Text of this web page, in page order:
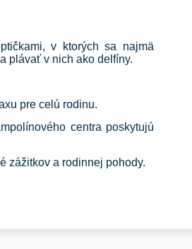
v ktorých sa najmä
plávať v nich ako delfíny.
pre celú rodinu.
centra poskytujú
zážitkov a rodinnej pohody.